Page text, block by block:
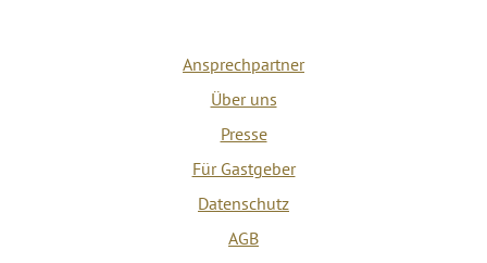
Ansprechpartner
Über uns
Presse
Für Gastgeber
Datenschutz
AGB